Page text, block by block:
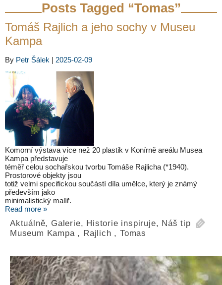
Posts Tagged “Tomas”
Tomáš Rajlich a jeho sochy v Museu
Kampa
By Petr Šálek | 2025-02-09
Komorní výstava více než 20 plastik v Konírně areálu Musea
Kampa představuje
téměř celou sochařskou tvorbu Tomáše Rajlicha (*1940).
Prostorové objekty jsou
totiž velmi specifickou součástí díla umělce, který je známý
především jako
minimalistický malíř.
Read more »
Aktuálně, Galerie, Historie inspiruje, Náš tip
Museum Kampa, Rajlich ,Tomas